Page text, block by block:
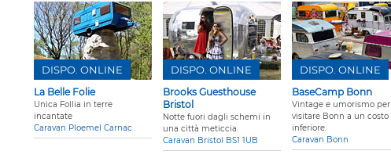
La Belle Folie
Unica Follia in terre
incantate
Caravan Ploemel Carnac
DISPO. ONLINE
Brooks Guesthouse
Bristol
Notte fuori dagli schemi in
una città meticcia.
Caravan Bristol BS1 1UB
DISPO. ONLINE
BaseCamp Bonn
Vintage e umorismo per
visitare Bonn a un costo
inferiore.
Caravan Bonn
DISPO. ONLINE